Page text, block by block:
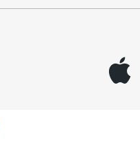
appleinc